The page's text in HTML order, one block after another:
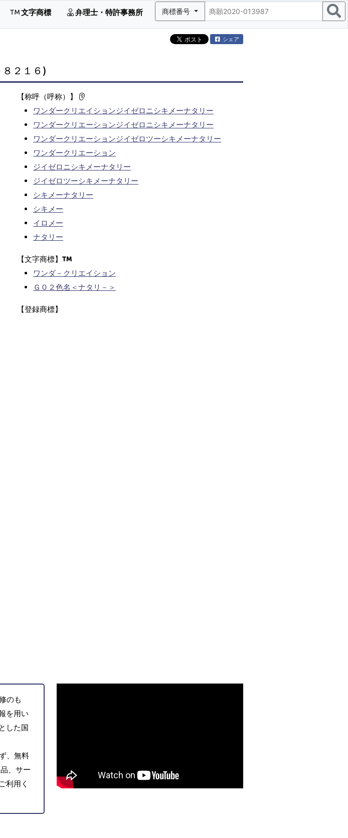
文字商標 弁理士・特許事務所 商標番号
シェア
２１６)
【称呼（呼称）】
ワンダークリエイションジイゼロニシキメーナタリー
ワンダークリエーションジイゼロニシキメーナタリー
ワンダークリエーションジイゼロツーシキメーナタリー
ワンダークリエーション
ジイゼロニシキメーナタリー
ジイゼロツーシキメーナタリー
シキメーナタリー
シキメー
イロメー
ナタリー
【文字商標】
ワンダ－クリエイション
Ｇ０２色名＜ナタリ－＞
【登録商標】
のも
を用い
した国
、無料
、サー
利用く